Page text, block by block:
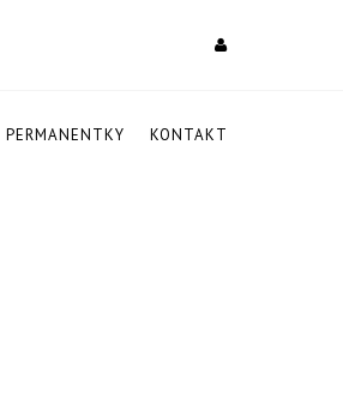
PERMANENTKY KONTAKT